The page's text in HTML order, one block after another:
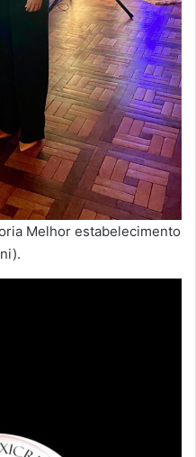
Melhor estabelecimento